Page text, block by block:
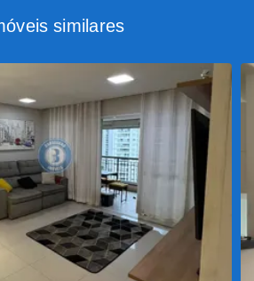
similares